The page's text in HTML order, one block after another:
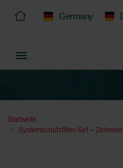
Germany
Startseite
Systemschutzfilter-Set –